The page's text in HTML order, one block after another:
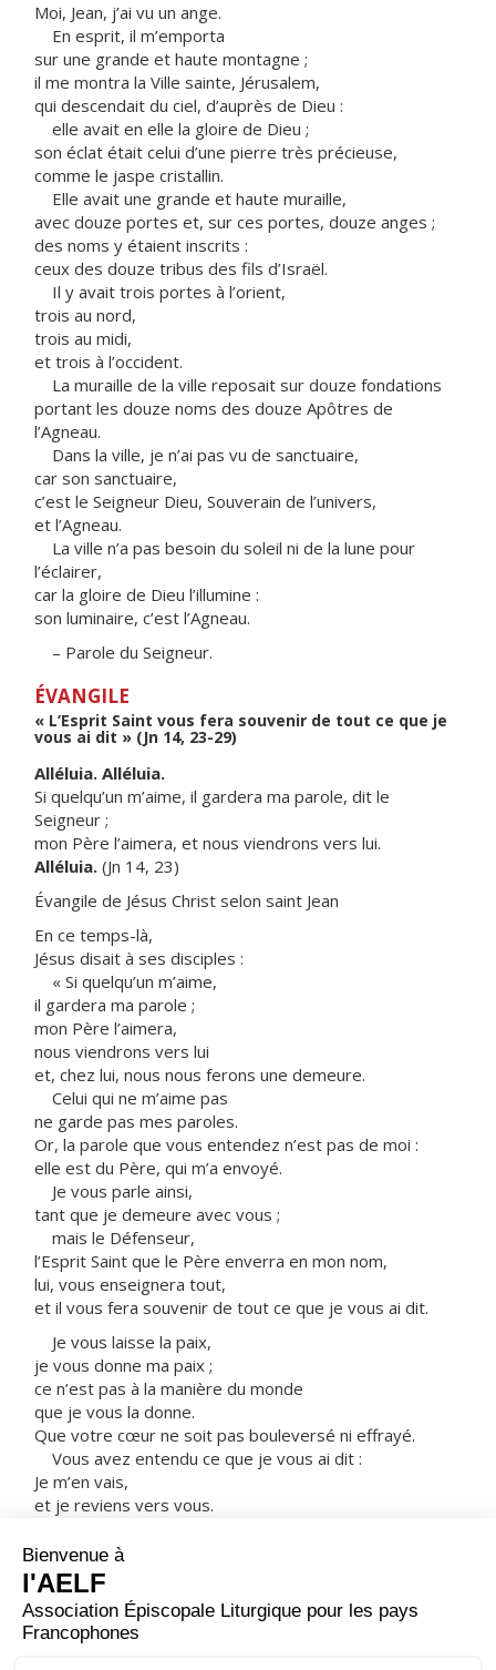
Moi, Jean, j’ai vu un ange.
En esprit, il m’emporta
sur une grande et haute montagne ;
il me montra la Ville sainte, Jérusalem,
qui descendait du ciel, d’auprès de Dieu :
elle avait en elle la gloire de Dieu ;
son éclat était celui d’une pierre très précieuse,
comme le jaspe cristallin.
Elle avait une grande et haute muraille,
avec douze portes et, sur ces portes, douze anges ;
des noms y étaient inscrits :
ceux des douze tribus des fils d’Israël.
Il y avait trois portes à l’orient,
trois au nord,
trois au midi,
et trois à l’occident.
La muraille de la ville reposait sur douze fondations
portant les douze noms des douze Apôtres de
l’Agneau.
Dans la ville, je n’ai pas vu de sanctuaire,
car son sanctuaire,
c’est le Seigneur Dieu, Souverain de l’univers,
et l’Agneau.
La ville n’a pas besoin du soleil ni de la lune pour
l’éclairer,
car la gloire de Dieu l’illumine :
son luminaire, c’est l’Agneau.
– Parole du Seigneur.
ÉVANGILE
« L’Esprit Saint vous fera souvenir de tout ce que je
vous ai dit » (Jn 14, 23-29)
Alléluia. Alléluia.
Si quelqu’un m’aime, il gardera ma parole, dit le
Seigneur ;
mon Père l’aimera, et nous viendrons vers lui.
Alléluia. (Jn 14, 23)
Évangile de Jésus Christ selon saint Jean
En ce temps-là,
Jésus disait à ses disciples :
« Si quelqu’un m’aime,
il gardera ma parole ;
mon Père l’aimera,
nous viendrons vers lui
et, chez lui, nous nous ferons une demeure.
Celui qui ne m’aime pas
ne garde pas mes paroles.
Or, la parole que vous entendez n’est pas de moi :
elle est du Père, qui m’a envoyé.
Je vous parle ainsi,
tant que je demeure avec vous ;
mais le Défenseur,
l’Esprit Saint que le Père enverra en mon nom,
lui, vous enseignera tout,
et il vous fera souvenir de tout ce que je vous ai dit.
Je vous laisse la paix,
je vous donne ma paix ;
ce n’est pas à la manière du monde
que je vous la donne.
Que votre cœur ne soit pas bouleversé ni effrayé.
Vous avez entendu ce que je vous ai dit :
Je m’en vais,
et je reviens vers vous.
puisque je pars vers le Père,
car le Père est plus grand que moi.
Je vous ai dit ces choses maintenant,
avant qu’elles n’arrivent ;
ainsi, lorsqu’elles arriveront,